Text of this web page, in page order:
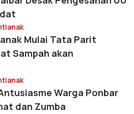
Mulai Tata Parit
Sampah akan
Warga Ponbar
dan Zumba